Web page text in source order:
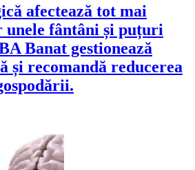
afectează tot mai
fântâni și puțuri
Banat gestionează
și recomandă reducerea